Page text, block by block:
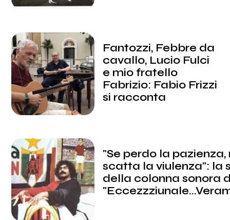
Fantozzi, Febbre da
cavallo, Lucio Fulci
e mio fratello
Fabrizio: Fabio Frizzi
si racconta
"Se perdo la pazienza,
scatta la viulenza": la
della colonna sonora